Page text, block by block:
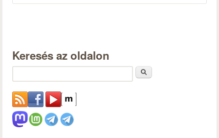
Keresés az oldalon